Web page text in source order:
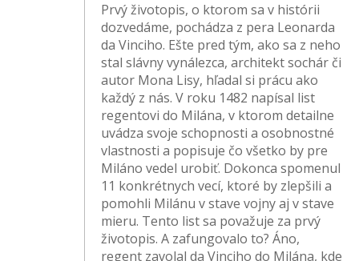
Prvý životopis, o ktorom sa v histórii
dozvedáme, pochádza z pera Leonarda
da Vinciho. Ešte pred tým, ako sa z neho
stal slávny vynálezca, architekt sochár či
autor Mona Lisy, hľadal si prácu ako
každý z nás. V roku 1482 napísal list
regentovi do Milána, v ktorom detailne
uvádza svoje schopnosti a osobnostné
vlastnosti a popisuje čo všetko by pre
Miláno vedel urobiť. Dokonca spomenul
11 konkrétnych vecí, ktoré by zlepšili a
pomohli Milánu v stave vojny aj v stave
mieru. Tento list sa považuje za prvý
životopis. A zafungovalo to? Áno,
regent zavolal da Vinciho do Milána, kde